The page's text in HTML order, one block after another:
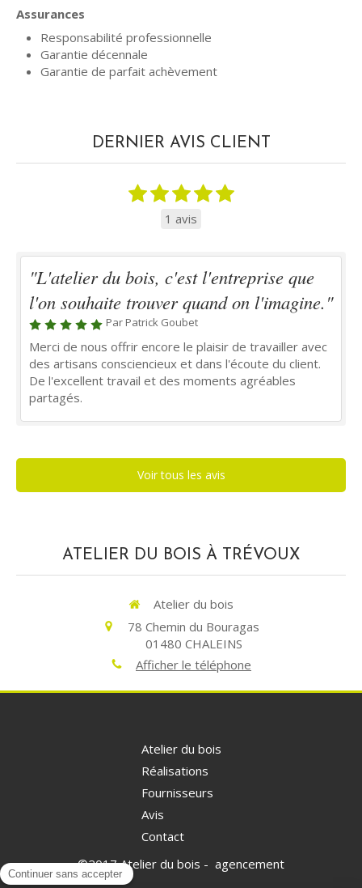
Assurances
Responsabilité professionnelle
Garantie décennale
Garantie de parfait achèvement
DERNIER AVIS CLIENT
1 avis
"L'atelier du bois, c'est l'entreprise que
l'on souhaite trouver quand on l'imagine."
Par Patrick Goubet
Merci de nous offrir encore le plaisir de travailler avec
des artisans consciencieux et dans l'écoute du client.
De l'excellent travail et des moments agréables
partagés.
Voir tous les avis
ATELIER DU BOIS À TRÉVOUX
Atelier du bois
78 Chemin du Bouragas
01480 CHALEINS
Afficher le téléphone
Atelier du bois
Réalisations
Fournisseurs
Avis
Contact
©2017 Atelier du bois - agencement